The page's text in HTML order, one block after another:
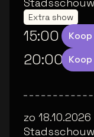
Extra show
15:00
20:00
zo 18.10.2026